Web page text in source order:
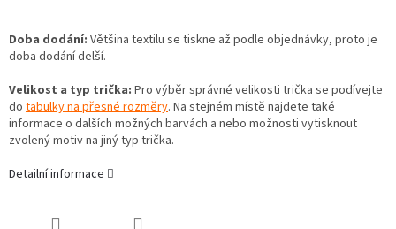
Doba dodání: Většina textilu se tiskne až podle objednávky, proto je
doba dodání delší.
Velikost a typ trička: Pro výběr správné velikosti trička se podívejte
do tabulky na přesné rozměry. Na stejném místě najdete také
informace o dalších možných barvách a nebo možnosti vytisknout
zvolený motiv na jiný typ trička.
Detailní informace